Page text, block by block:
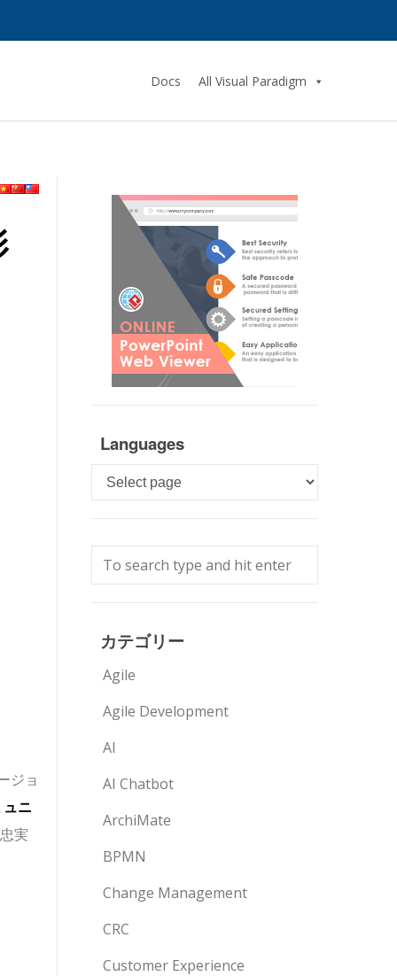
Docs All Visual Paradigm
ジョ
ニ
実
Languages
Languages
カテゴリー
Agile
Agile Development
AI
AI Chatbot
ArchiMate
BPMN
Change Management
CRC
Customer Experience